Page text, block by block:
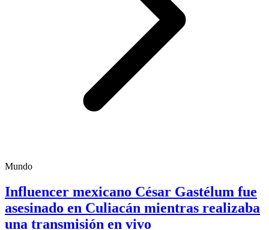
Mundo
Influencer mexicano César Gastélum fue
asesinado en Culiacán mientras realizaba
una transmisión en vivo